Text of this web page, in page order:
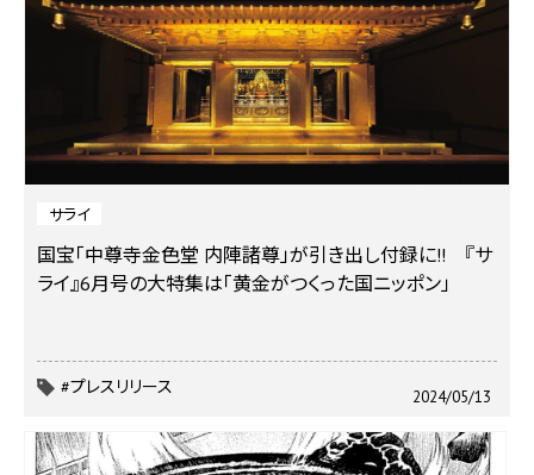
サライ
国宝「中尊寺金色堂 内陣諸尊」が引き出し付録に!! 『サ
ライ』6月号の大特集は「黄金がつくった国ニッポン」
2024/05/13
#プレスリリース